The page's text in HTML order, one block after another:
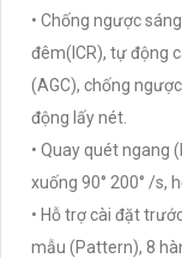
• Chống ngược
đêm(ICR), tự động
(AGC), chống
động lấy nét.
• Quay quét ngang
xuống 90° 200° /s,
• Hỗ trợ cài đặt
mẫu (Pattern), 8